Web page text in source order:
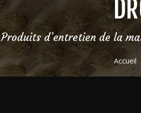
Produits d’entretien de la
Accueil